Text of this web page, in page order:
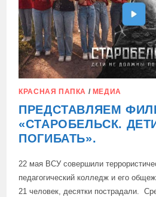
КРАСНАЯ ПАПКА / МЕДИА
ПРЕДСТАВЛЯЕМ
«СТАРОБЕЛЬСК.
ПОГИБАТЬ».
22 мая ВСУ совершили
педагогический колледж и его
21 человек, десятки пострадали.